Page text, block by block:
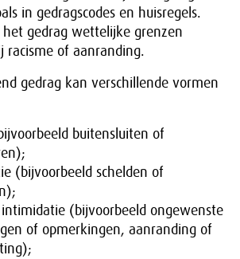
in gedragscodes en huisregels.
het gedrag wettelijke grenzen
racisme of aanranding.
gedrag kan verschillende vormen
buitensluiten of
(bijvoorbeeld schelden of
intimidatie (bijvoorbeeld ongewenste
of opmerkingen, aanranding of